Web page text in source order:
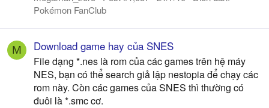
Pokémon FanClub
M Download game hay của SNES
File dạng *.nes là rom của các games trên hệ máy
NES, bạn có thể search giả lập nestopia để chạy các
rom này. Còn các games của SNES thì thường có
đuôi là *.smc cơ.